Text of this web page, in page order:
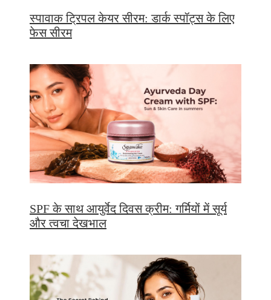
स्पावाक ट्रिपल केयर सीरम: डार्क स्पॉट्स के लिए
फेस सीरम
SPF के साथ आयुर्वेद दिवस क्रीम: गर्मियों में सूर्य
और त्वचा देखभाल